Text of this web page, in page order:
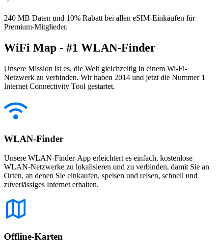
240 MB Daten und 10% Rabatt bei allen eSIM-Einkäufen für
Premium-Mitglieder.
WiFi Map - #1 WLAN-Finder
Unsere Mission ist es, die Welt gleichzeitig in einem Wi-Fi-
Netzwerk zu verbinden. Wir haben 2014 und jetzt die Nummer 1
Internet Connectivity Tool gestartet.
WLAN-Finder
Unsere WLAN-Finder-App erleichtert es einfach, kostenlose
WLAN-Netzwerke zu lokalisieren und zu verbinden, damit Sie an
Orten, an denen Sie einkaufen, speisen und reisen, schnell und
zuverlässiges Internet erhalten.
Offline-Karten